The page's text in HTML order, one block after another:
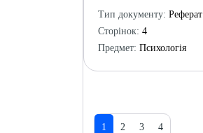
Тип документу: Реферат
Сторінок: 4
Предмет: Психологія
1 2 3 4